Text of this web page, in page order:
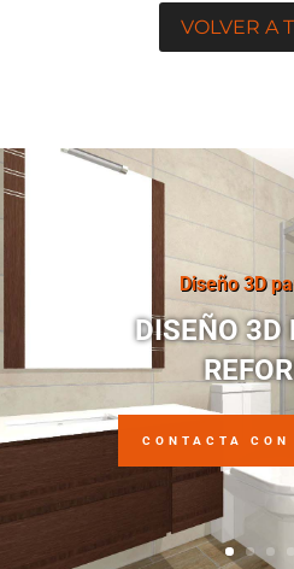
VOLVER A
Diseño 3D
DISEÑO 3D
CONTACTA CON